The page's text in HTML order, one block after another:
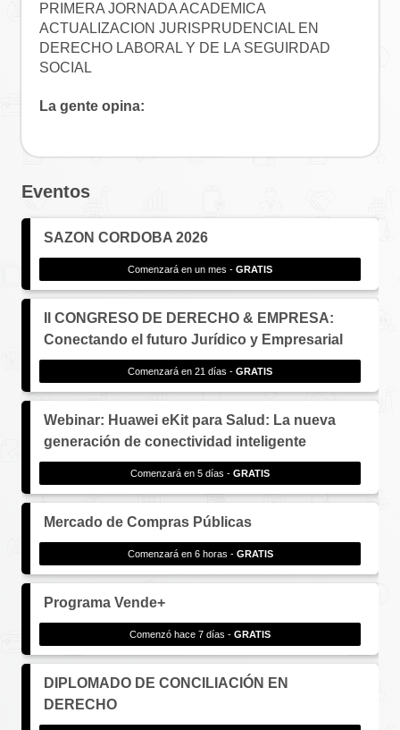
PRIMERA JORNADA ACADEMICA
ACTUALIZACION JURISPRUDENCIAL EN
DERECHO LABORAL Y DE LA SEGUIRDAD
SOCIAL
La gente opina:
Eventos
SAZON CORDOBA 2026
Comenzará en un mes - GRATIS
II CONGRESO DE DERECHO & EMPRESA:
Conectando el futuro Jurídico y Empresarial
Comenzará en 21 días - GRATIS
Webinar: Huawei eKit para Salud: La nueva
generación de conectividad inteligente
Comenzará en 5 días - GRATIS
Mercado de Compras Públicas
Comenzará en 6 horas - GRATIS
Programa Vende+
Comenzó hace 7 días - GRATIS
DIPLOMADO DE CONCILIACIÓN EN
DERECHO